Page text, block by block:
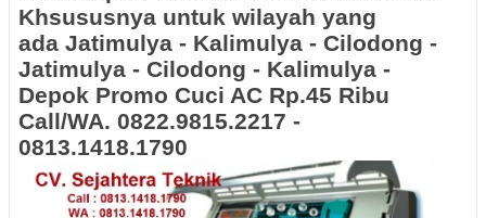
Khsususnya untuk wilayah yang
ada Jatimulya - Kalimulya - Cilodong -
Jatimulya - Cilodong - Kalimulya -
Depok Promo Cuci AC Rp.45 Ribu
Call/WA. 0822.9815.2217 -
0813.1418.1790